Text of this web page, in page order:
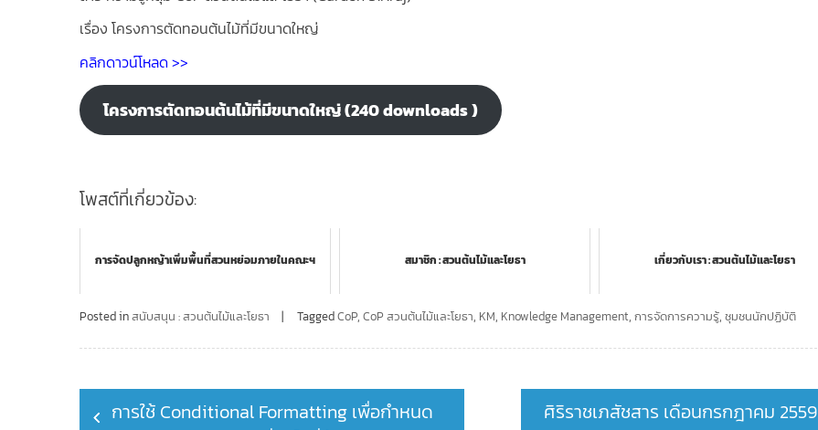
เรื่อง โครงการตัดทอนต้นไม้ที่มีขนาดใหญ่
คลิกดาวน์โหลด >>
โครงการตัดทอนต้นไม้ที่มีขนาดใหญ่ (240 downloads )
โพสต์ที่เกี่ยวข้อง:
การจัดปลูกหญ้าเพิ่มพื้นที่สวนหย่อมภายในคณะฯ สมาชิก : สวนต้นไม้และโยธา เกี่ยวกับเรา : สวนต้นไม้และโยธา
Posted inสนับสนุน : สวนต้นไม้และโยธา TaggedCoP, CoP สวนต้นไม้และโยธา, KM, Knowledge Management, การจัดการความรู้, ชุมชนนักปฏิบัติ
Post
navigation
การใช้ Conditional Formatting เพื่อกำหนด
ศิริราชเภสัชสาร เดือนกรกฎาคม 2559